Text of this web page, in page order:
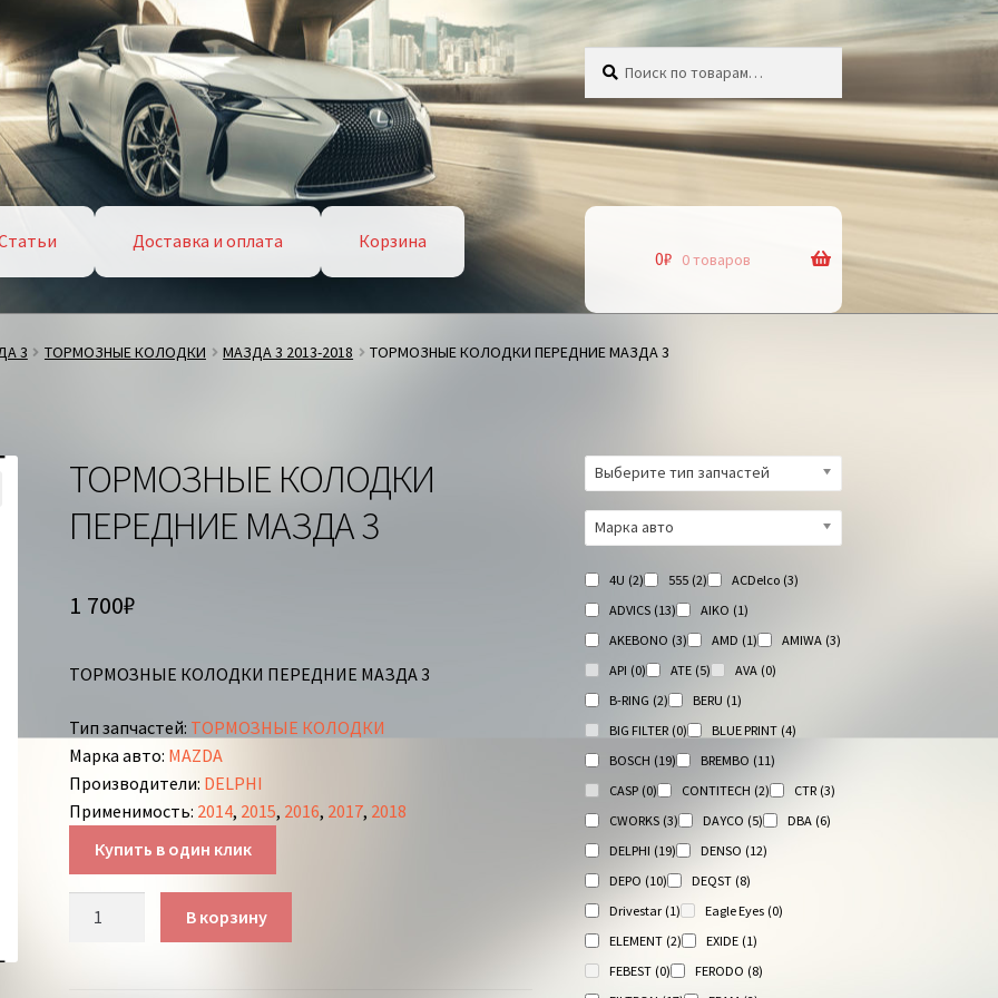
Доставка и оплата
Корзина
0₽ 0 товаров
3 ТОРМОЗНЫЕ КОЛОДКИ МАЗДА 3 2013-2018 ТОРМОЗНЫЕ КОЛОДКИ ПЕРЕДНИЕ МАЗДА 3
ТОРМОЗНЫЕ КОЛОДКИ
ПЕРЕДНИЕ МАЗДА 3
1 700₽
ТОРМОЗНЫЕ КОЛОДКИ ПЕРЕДНИЕ МАЗДА 3
Тип запчастей: ТОРМОЗНЫЕ КОЛОДКИ
Марка авто: MAZDA
Производители: DELPHI
Применимость: 2014, 2015, 2016, 2017, 2018
Купить в один клик
В корзину
Выберите тип запчастей
Марка авто
4U (2) 555 (2) ACDelco (3)
ADVICS (13) AIKO (1)
AKEBONO (3) AMD (1) AMIWA (3)
API (0) ATE (5) AVA (0)
B-RING (2) BERU (1)
BIG FILTER (0) BLUE PRINT (4)
BOSCH (19) BREMBO (11)
CASP (0) CONTITECH (2) CTR (3)
CWORKS (3) DAYCO (5) DBA (6)
DELPHI (19) DENSO (12)
DEPO (10) DEQST (8)
Drivestar (1) Eagle Eyes (0)
ELEMENT (2) EXIDE (1)
FEBEST (0) FERODO (8)